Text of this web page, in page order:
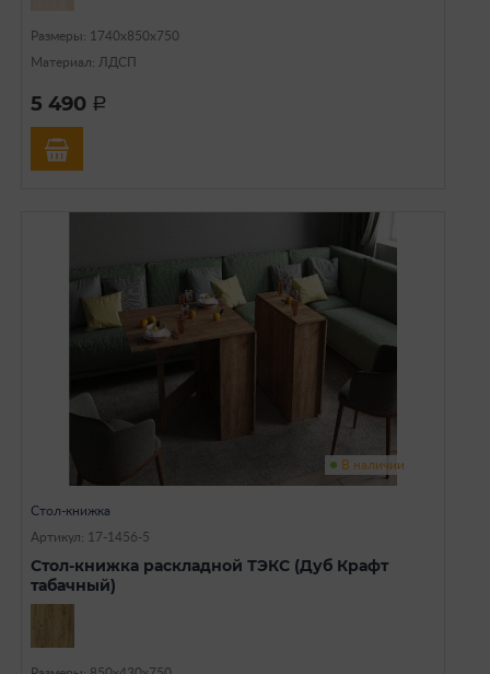
Размеры: 1740х850х750
Материал: ЛДСП
5 490 a
В наличии
Стол-книжка
Артикул: 17-1456-5
Стол-книжка раскладной ТЭКС (Дуб Крафт
табачный)